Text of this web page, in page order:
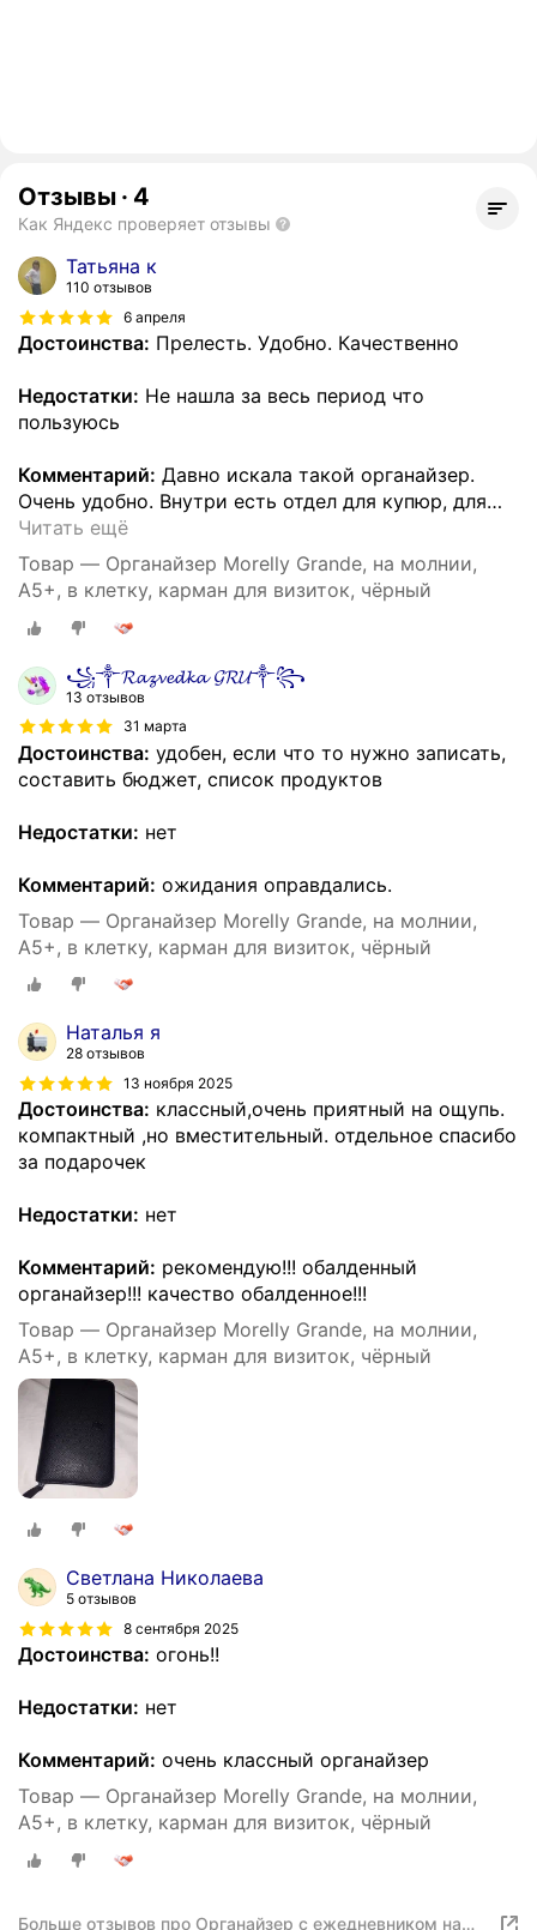
Отзывы · 4
Как Яндекс проверяет отзывы
Татьяна к
110 отзывов
6 апреля
Достоинства: Прелесть. Удобно. Качественно
Недостатки: Не нашла за весь период что
пользуюсь
Комментарий: Давно искала такой органайзер.
Очень удобно. Внутри есть отдел для купюр, для…
Читать ещё
Товар — Органайзер Morelly Grande, на молнии,
A5+, в клетку, карман для визиток, чёрный
꧁༒𝓡𝓪𝔃𝓿𝓮𝓭𝓴𝓪 𝓖𝓡𝓤༒꧂
13 отзывов
31 марта
Достоинства: удобен, если что то нужно записать,
составить бюджет, список продуктов
Недостатки: нет
Комментарий: ожидания оправдались.
Товар — Органайзер Morelly Grande, на молнии,
A5+, в клетку, карман для визиток, чёрный
Наталья я
28 отзывов
13 ноября 2025
Достоинства: классный,очень приятный на ощупь.
компактный ,но вместительный. отдельное спасибо
за подарочек
Недостатки: нет
Комментарий: рекомендую!!! обалденный
органайзер!!! качество обалденное!!!
Товар — Органайзер Morelly Grande, на молнии,
A5+, в клетку, карман для визиток, чёрный
Светлана Николаева
5 отзывов
8 сентября 2025
Достоинства: огонь!!
Недостатки: нет
Комментарий: очень классный органайзер
Товар — Органайзер Morelly Grande, на молнии,
A5+, в клетку, карман для визиток, чёрный
Больше отзывов про Органайзер с ежедневником на